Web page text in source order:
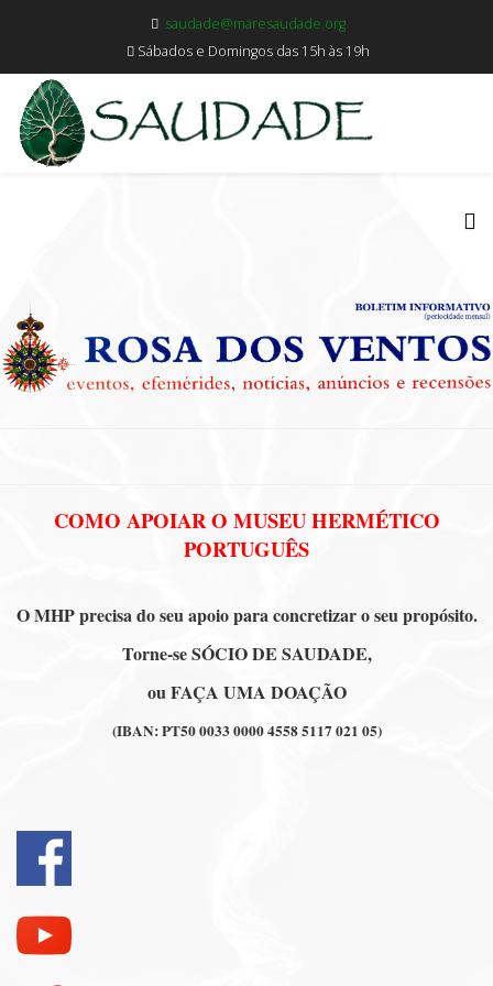
saudade@maresaudade.org
Sábados e Domingos das 15h às 19h
COMO APOIAR O MUSEU HERMÉTICO
PORTUGUÊS
O MHP precisa do seu apoio para concretizar o seu propósito.
Torne-se SÓCIO DE SAUDADE,
ou FAÇA UMA DOAÇÃO
(IBAN: PT50 0033 0000 4558 5117 021 05)